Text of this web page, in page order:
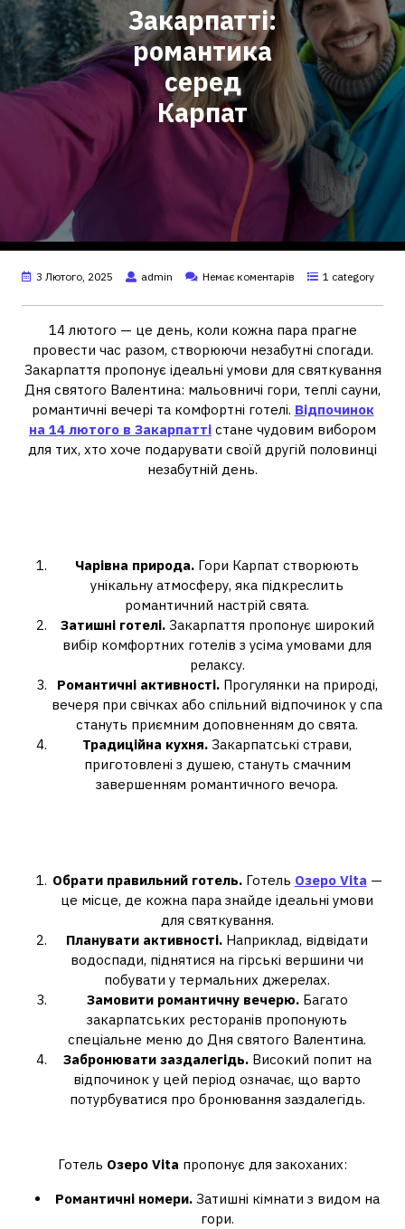
Закарпатті:
романтика
серед
Карпат
3 Лютого, 2025 admin Немає коментарів 1 category
14 лютого — це день, коли кожна пара прагне
провести час разом, створюючи незабутні спогади.
Закарпаття пропонує ідеальні умови для святкування
Дня святого Валентина: мальовничі гори, теплі сауни,
романтичні вечері та комфортні готелі. Відпочинок
на 14 лютого в Закарпатті стане чудовим вибором
для тих, хто хоче подарувати своїй другій половинці
незабутній день.
Чарівна природа. Гори Карпат створюють
унікальну атмосферу, яка підкреслить
романтичний настрій свята.
Затишні готелі.Закарпаття пропонує широкий
вибір комфортних готелів з усіма умовами для
релаксу.
Романтичні активності.Прогулянки на природі,
вечеря при свічках або спільний відпочинок у спа
стануть приємним доповненням до свята.
Традиційна кухня. Закарпатські страви,
приготовлені з душею, стануть смачним
завершенням романтичного вечора.
Обрати правильний готель.Готель Озеро Vita —
це місце, де кожна пара знайде ідеальні умови
для святкування.
Планувати активності. Наприклад, відвідати
водоспади, піднятися на гірські вершини чи
побувати у термальних джерелах.
Замовити романтичну вечерю.Багато
закарпатських ресторанів пропонують
спеціальне меню до Дня святого Валентина.
Забронювати заздалегідь.Високий попит на
відпочинок у цей період означає, що варто
потурбуватися про бронювання заздалегідь.
Готель Озеро Vita пропонує для закоханих:
Романтичні номери.Затишні кімнати з видом на
гори.